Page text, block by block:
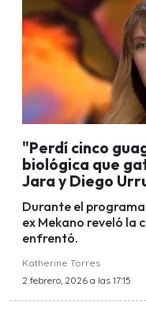
"Perdí cinco
biológica que
Jara y Diego
Durante el
ex Mekano reveló la
enfrentó.
Katherine Torres
2 febrero, 2026 a las 17:15